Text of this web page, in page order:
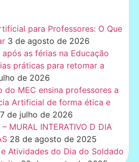
para Professores: O Que
3 de agosto de 2026
as férias na Educação
práticas para retomar a
de 2026
do MEC ensina professores a
Artificial de forma ética e
de julho de 2026
– MURAL INTERATIVO D DIA
28 de agosto de 2025
Atividades do Dia do Soldado